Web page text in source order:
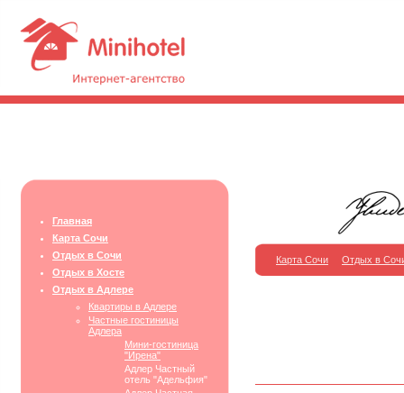
Главная
Карта Сочи
Отдых в Сочи
Отдых в Хосте
Отдых в Адлере
Квартиры в Адлере
Частные гостиницы
Адлера
Мини-гостиница
"Ирена"
Адлер Частный
отель "Адельфия"
Карта Сочи Отдых в